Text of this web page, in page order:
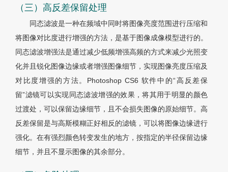
（三）高反差保留处理
同态滤波是一种在频域中同时将图像亮度范围进行压缩和
将图像对比度进行增强的方法，是基于图像成像模型进行的。
同态滤波增强法是通过减少低频增强高频的方式来减少光照变
化并且锐化图像边缘或者增强图像细节，实现图像亮度压缩及
对比度增强的方法。Photoshop CS6 软件中的“高反差保
留”滤镜可以实现同态滤波增强的效果，将其用于明显的颜色
过渡处，可以保留边缘细节，且不会损失图像的原始细节。高
反差保留是与高斯模糊正好相反的滤镜，可以将图像边缘进行
强化。在有强烈颜色转变发生的地方，按指定的半径保留边缘
细节，并且不显示图像的其余部分。